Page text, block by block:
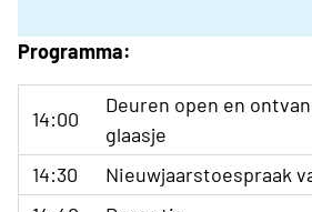
Programma:
14:00
Deuren open en
glaasje
14:30
Nieuwjaarstoespraak